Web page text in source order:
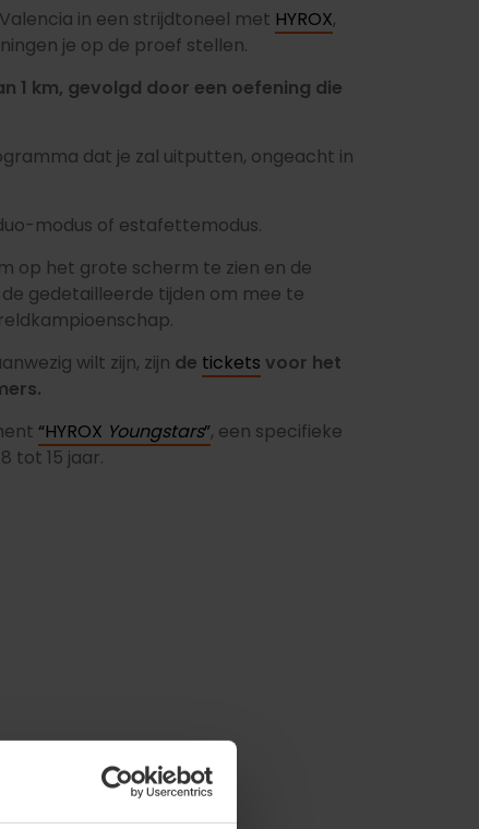
in een strijdtoneel met HYROX,
je op de proef stellen.
1 km, gevolgd door een oefening die
dat je zal uitputten, ongeacht in
modus of estafettemodus.
op het grote scherm te zien en de
gedetailleerde tijden om mee te
wilt zijn, zijn de tickets voor het
“HYROX Youngstars”, een specifieke
tot 15 jaar.